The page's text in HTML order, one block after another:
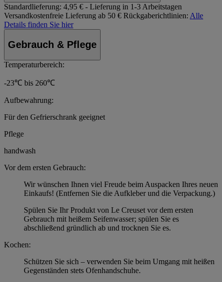
Standardlieferung: 4,95 € - Lieferung in 1-3 Arbeitstagen
Versandkostenfreie Lieferung ab 50 € Rückgaberichtlinien: Alle
Details finden Sie hier
Gebrauch & Pflege
Temperaturbereich:
-23℃ bis 260℃
Aufbewahrung:
Für den Gefrierschrank geeignet
Pflege
handwash
Vor dem ersten Gebrauch:
Wir wünschen Ihnen viel Freude beim Auspacken Ihres neuen
Einkaufs! (Entfernen Sie die Aufkleber und die Verpackung.)
Spülen Sie Ihr Produkt von Le Creuset vor dem ersten
Gebrauch mit heißem Seifenwasser; spülen Sie es
abschließend gründlich ab und trocknen Sie es.
Kochen:
Schützen Sie sich – verwenden Sie beim Umgang mit heißen
Gegenständen stets Ofenhandschuhe.